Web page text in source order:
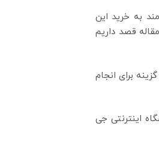
به خرید این
قصد داریم
برای انجام
اینترنتی جی